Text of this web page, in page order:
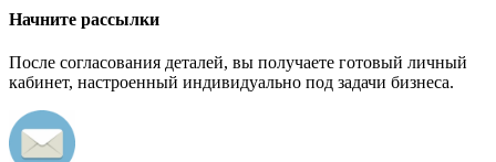
Начните рассылки
После согласования деталей, вы получаете готовый личный
кабинет, настроенный индивидуально под задачи бизнеса.